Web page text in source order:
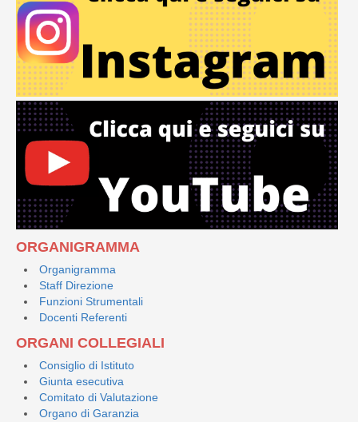
ORGANIGRAMMA
Organigramma
Staff Direzione
Funzioni Strumentali
Docenti Referenti
ORGANI COLLEGIALI
Consiglio di Istituto
Giunta esecutiva
Comitato di Valutazione
Organo di Garanzia